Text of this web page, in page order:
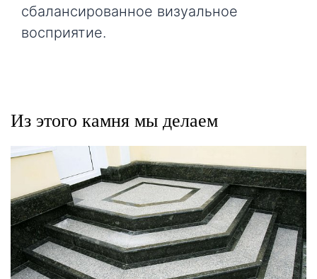
сбалансированное визуальное
восприятие.
Из этого камня мы делаем